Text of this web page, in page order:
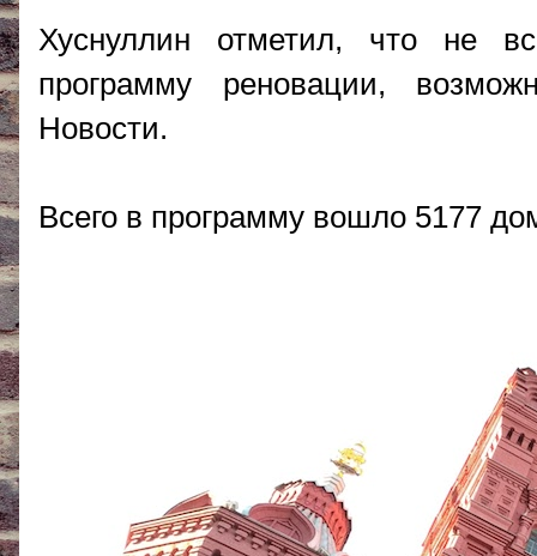
Хуснуллин отметил, что не
программу реновации,
Новости.
Всего в программу вошло 5177